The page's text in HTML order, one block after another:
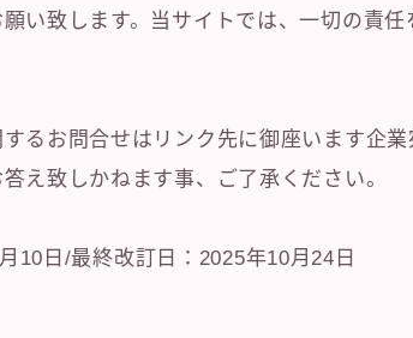
い致します。当サイトでは、一切の責
るお問合せはリンク先に御座います企
え致しかねます事、ご了承ください。
10日/最終改訂日：2025年10月24日